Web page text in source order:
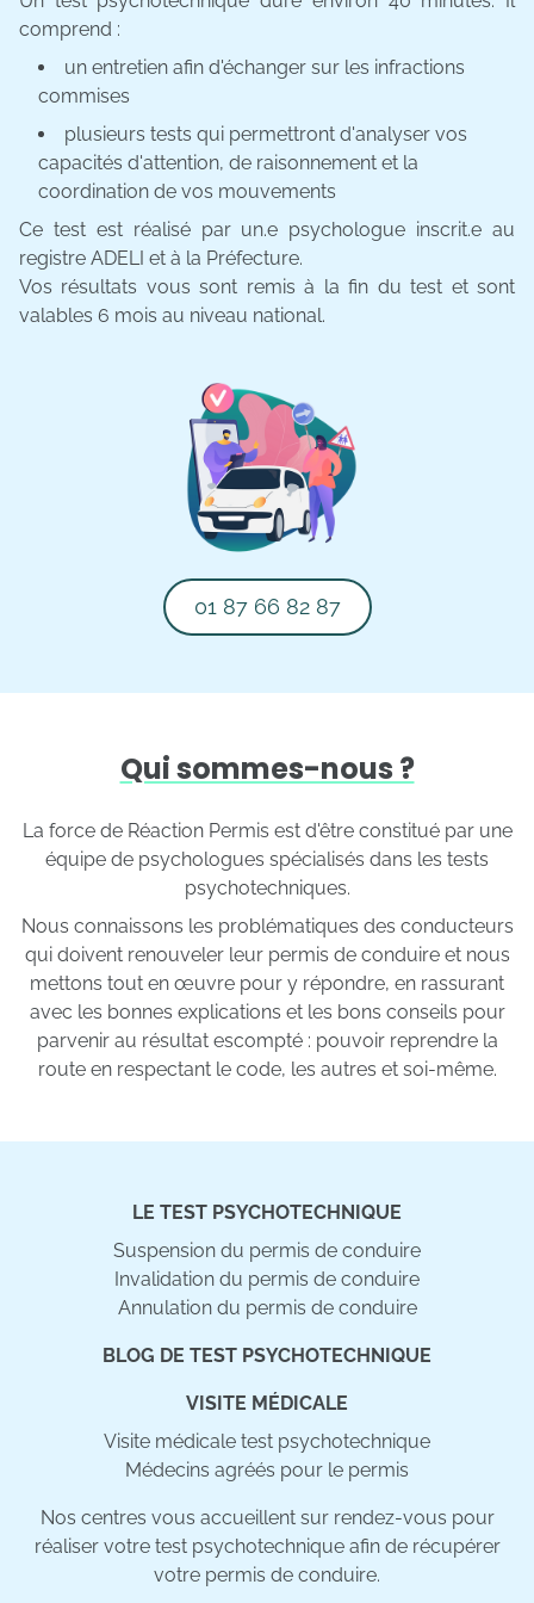
comprend :
un entretien afin d'échanger sur les infractions
commises
plusieurs tests qui permettront d'analyser vos
capacités d'attention, de raisonnement et la
coordination de vos mouvements
Ce test est réalisé par un.e psychologue inscrit.e au
registre ADELI et à la Préfecture.
Vos résultats vous sont remis à la fin du test et sont
valables 6 mois au niveau national.
01 87 66 82 87
Qui sommes-nous ?
La force de Réaction Permis est d'être constitué par une
équipe de psychologues spécialisés dans les tests
psychotechniques.
Nous connaissons les problématiques des conducteurs
qui doivent renouveler leur permis de conduire et nous
mettons tout en œuvre pour y répondre, en rassurant
avec les bonnes explications et les bons conseils pour
parvenir au résultat escompté : pouvoir reprendre la
route en respectant le code, les autres et soi-même.
LE TEST PSYCHOTECHNIQUE
Suspension du permis de conduire
Invalidation du permis de conduire
Annulation du permis de conduire
BLOG DE TEST PSYCHOTECHNIQUE
VISITE MÉDICALE
Visite médicale test psychotechnique
Médecins agréés pour le permis
Nos centres vous accueillent sur rendez-vous pour
réaliser votre test psychotechnique afin de récupérer
votre permis de conduire.